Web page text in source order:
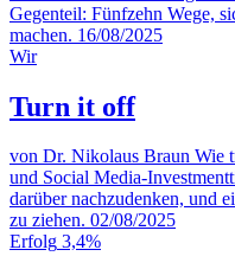
Gegenteil: Fünfzehn Wege,
machen. 16/08/2025
Wir
Turn it off
von Dr. Nikolaus Braun Wie
und Social Media-
darüber nachzudenken, und
zu ziehen. 02/08/2025
Erfolg 3,4%